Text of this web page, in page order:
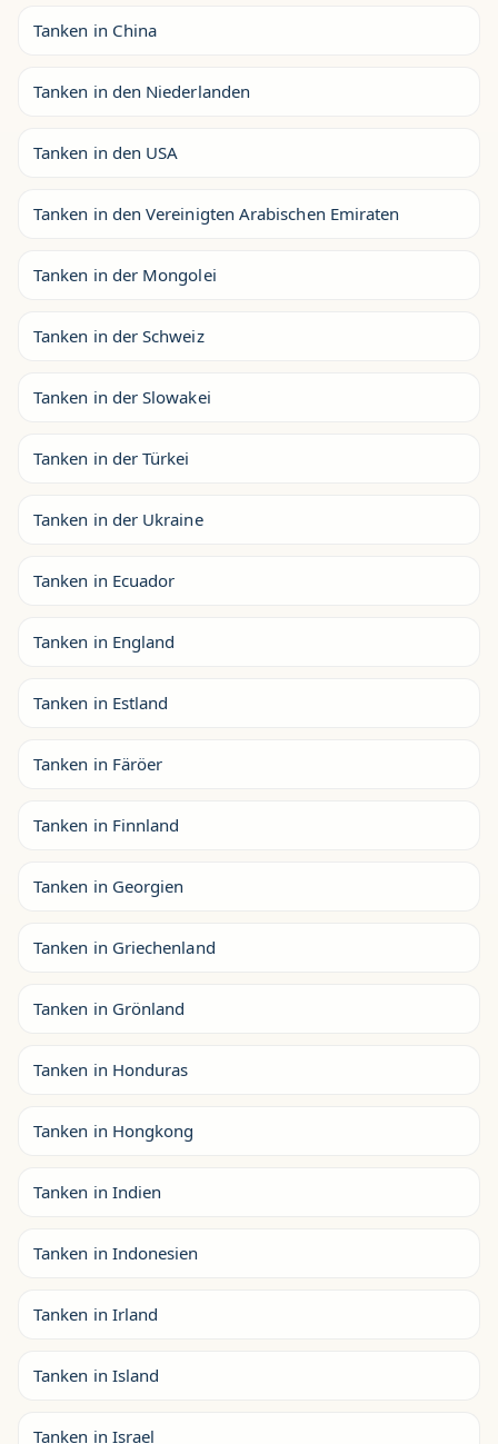
Tanken in China
Tanken in den Niederlanden
Tanken in den USA
Tanken in den Vereinigten Arabischen Emiraten
Tanken in der Mongolei
Tanken in der Schweiz
Tanken in der Slowakei
Tanken in der Türkei
Tanken in der Ukraine
Tanken in Ecuador
Tanken in England
Tanken in Estland
Tanken in Färöer
Tanken in Finnland
Tanken in Georgien
Tanken in Griechenland
Tanken in Grönland
Tanken in Honduras
Tanken in Hongkong
Tanken in Indien
Tanken in Indonesien
Tanken in Irland
Tanken in Island
Tanken in Israel